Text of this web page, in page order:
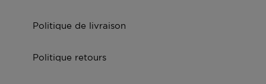
Politique de livraison
Politique retours